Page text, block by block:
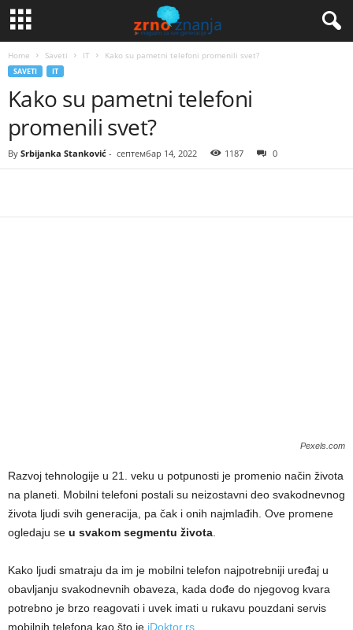
Home Saveti IT Kako su pametni telefoni promenili svet?
SAVETI IT
Kako su pametni telefoni
promenili svet?
By Srbijanka Stanković - септембар 14, 2022 1187 0
Pexels.com
Razvoj tehnologije u 21. veku u potpunosti je promenio način života
na planeti. Mobilni telefoni postali su neizostavni deo svakodnevnog
života ljudi svih generacija, pa čak i onih najmlađih. Ove promene
ogledaju se u svakom segmentu života
Kako ljudi smatraju da im je mobilni telefon najpotrebniji uređaj u
obavljanju svakodnevnih obaveza, kada dođe do njegovog kvara
potrebno je brzo reagovati i uvek imati u rukavu pouzdani servis
mobilnih telefona kao što je iDoktor.rs